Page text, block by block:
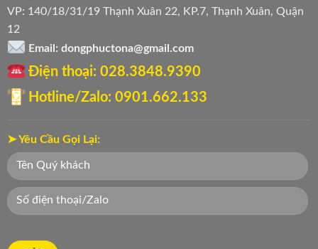
VP: 140/18/31/19 Thạnh Xuân 22, KP.7, Thạnh Xuân, Quận
12
Email: dongphuctona@gmail.com
Điện thoại: ‭028.3848.9390‬
Hotline/Zalo: 0901.662.133
➤ Yêu Cầu Gọi Lại: